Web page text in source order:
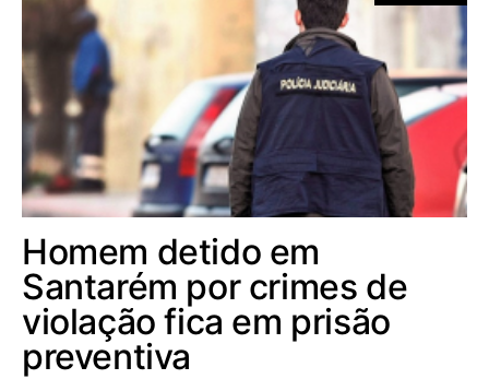
Homem detido em
Santarém por crimes de
violação fica em prisão
preventiva